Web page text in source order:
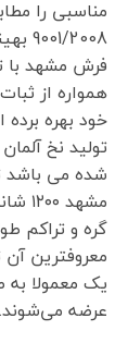
9001/2008 بهینه سازی کرده است.
فرش مشهد با
همواره از
خود بهره
تولید نخ
شده می باشد
عرضه می‌شوند.